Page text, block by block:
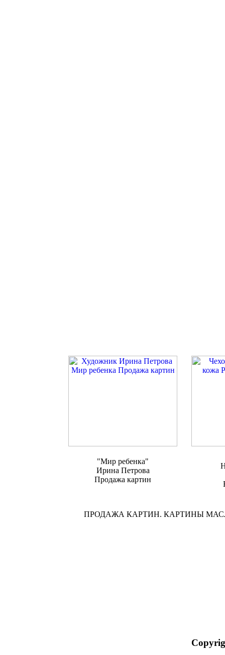
"Мир ребенка"
Ирина Петрова
Продажа картин
ПРОДАЖА КАРТИН. КАРТИНЫ